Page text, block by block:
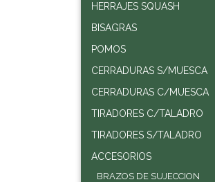
HERRAJES SQUASH
BISAGRAS
POMOS
CERRADURAS S/MUESCA
CERRADURAS C/MUESCA
TIRADORES C/TALADRO
TIRADORES S/TALADRO
ACCESORIOS
BRAZOS DE SUJECCION